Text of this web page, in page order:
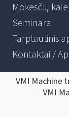
Mokesčių
Seminarai
Tarptautinis
Kontaktai /
VMI Machine
VMI